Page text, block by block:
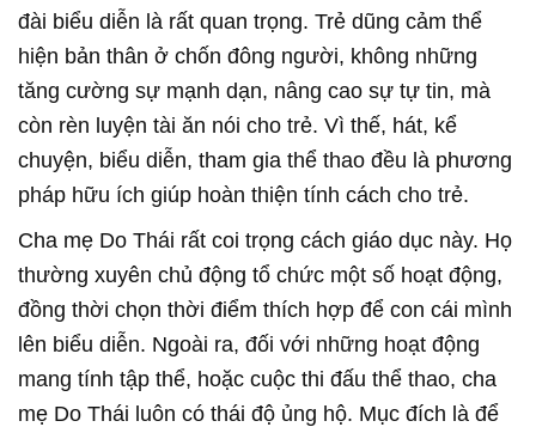
đài biểu diễn là rất quan trọng. Trẻ dũng cảm thể
hiện bản thân ở chốn đông người, không những
tăng cường sự mạnh dạn, nâng cao sự tự tin, mà
còn rèn luyện tài ăn nói cho trẻ. Vì thế, hát, kể
chuyện, biểu diễn, tham gia thể thao đều là phương
pháp hữu ích giúp hoàn thiện tính cách cho trẻ.
Cha mẹ Do Thái rất coi trọng cách giáo dục này. Họ
thường xuyên chủ động tổ chức một số hoạt động,
đồng thời chọn thời điểm thích hợp để con cái mình
lên biểu diễn. Ngoài ra, đối với những hoạt động
mang tính tập thể, hoặc cuộc thi đấu thể thao, cha
mẹ Do Thái luôn có thái độ ủng hộ. Mục đích là để